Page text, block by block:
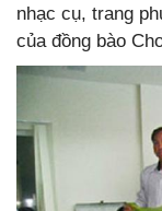
nhạc cụ, trang
của đồng bào